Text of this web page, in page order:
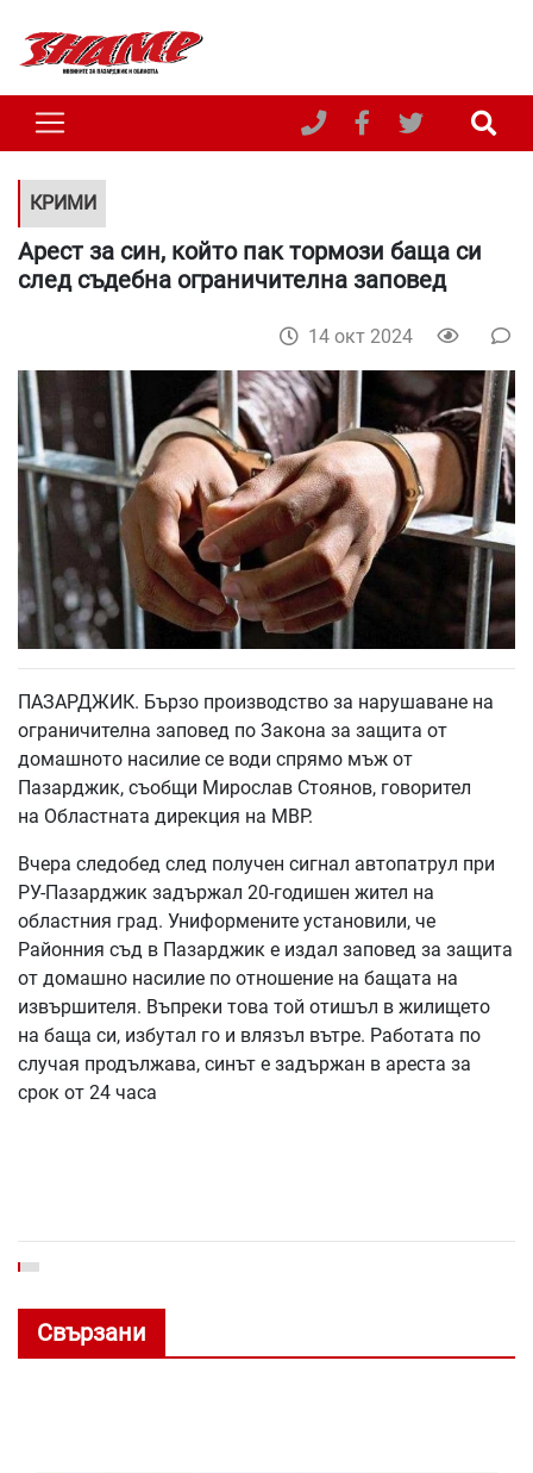
КРИМИ
Арест за син, който пак тормози баща си
след съдебна ограничителна заповед
14 окт 2024
ПАЗАРДЖИК. Бързо производство за нарушаване на
ограничителна заповед по Закона за защита от
домашното насилие се води спрямо мъж от
Пазарджик, съобщи Мирослав Стоянов, говорител
на Областната дирекция на МВР.
Вчера следобед след получен сигнал автопатрул при
РУ-Пазарджик задържал 20-годишен жител на
областния град. Униформените установили, че
Районния съд в Пазарджик е издал заповед за защита
от домашно насилие по отношение на бащата на
извършителя. Въпреки това той отишъл в жилището
на баща си, избутал го и влязъл вътре. Работата по
случая продължава, синът е задържан в ареста за
срок от 24 часа
Свързани